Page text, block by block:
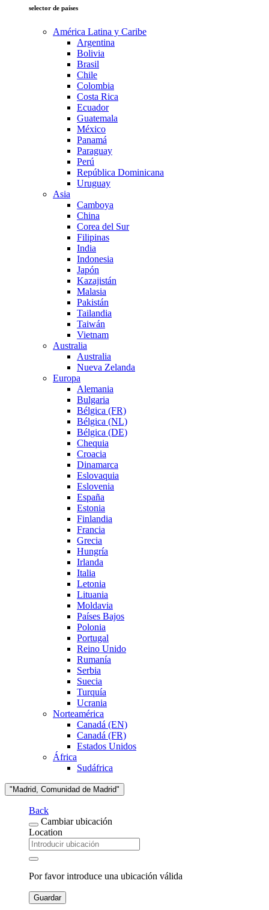
selector de países
América Latina y Caribe
Argentina
Bolivia
Brasil
Chile
Colombia
Costa Rica
Ecuador
Guatemala
México
Panamá
Paraguay
Perú
República Dominicana
Uruguay
Asia
Camboya
China
Corea del Sur
Filipinas
India
Indonesia
Japón
Kazajistán
Malasia
Pakistán
Tailandia
Taiwán
Vietnam
Australia
Australia
Nueva Zelanda
Europa
Alemania
Bulgaria
Bélgica (FR)
Bélgica (NL)
Bélgica (DE)
Chequia
Croacia
Dinamarca
Eslovaquia
Eslovenia
España
Estonia
Finlandia
Francia
Grecia
Hungría
Irlanda
Italia
Letonia
Lituania
Moldavia
Países Bajos
Polonia
Portugal
Reino Unido
Rumanía
Serbia
Suecia
Turquía
Ucrania
Norteamérica
Canadá (EN)
Canadá (FR)
Estados Unidos
África
Sudáfrica
"Madrid, Comunidad de Madrid"
Back
Cambiar ubicación
Location
Por favor introduce una ubicación válida
Guardar